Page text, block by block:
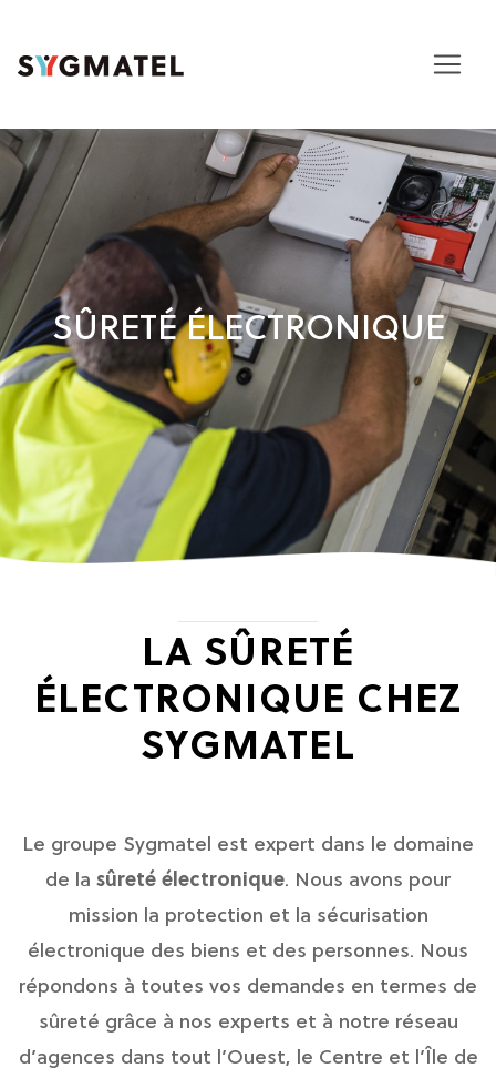
SÛRETÉ ÉLECTRONIQUE
LA SÛRETÉ
ÉLECTRONIQUE CHEZ
SYGMATEL
Le groupe Sygmatel est expert dans le domaine
de la sûreté électronique. Nous avons pour
mission la protection et la sécurisation
électronique des biens et des personnes. Nous
répondons à toutes vos demandes en termes de
sûreté grâce à nos experts et à notre réseau
d’agences dans tout l’Ouest, le Centre et l’Île de